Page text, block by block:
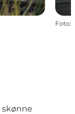
Foto:
skønne